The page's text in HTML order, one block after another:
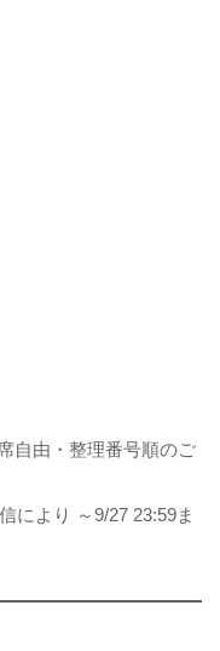
自由・整理番号順のご
により ～9/27 23:59ま